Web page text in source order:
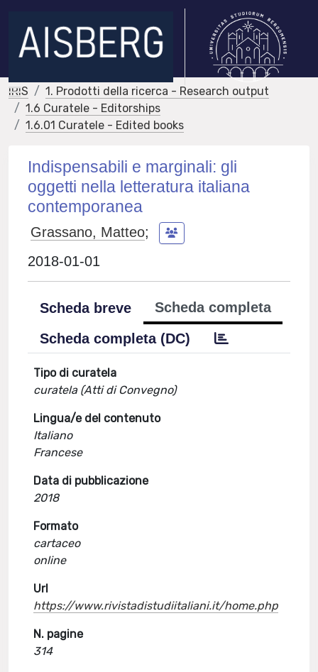
IRIS
1. Prodotti della ricerca - Research output
1.6 Curatele - Editorships
1.6.01 Curatele - Edited books
Indispensabili e marginali: gli
oggetti nella letteratura italiana
contemporanea
Grassano, Matteo;
2018-01-01
Scheda breve
Scheda completa
Scheda completa (DC)
Tipo di curatela
curatela (Atti di Convegno)
Lingua/e del contenuto
Italiano
Francese
Data di pubblicazione
2018
Formato
cartaceo
online
Url
https://www.rivistadistudiitaliani.it/home.php
N. pagine
314